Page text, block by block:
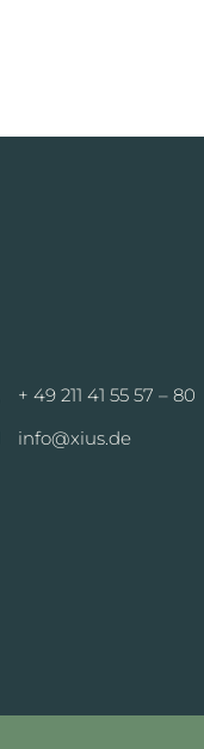
+ 49 211 41 55 57 – 80
info@xius.de